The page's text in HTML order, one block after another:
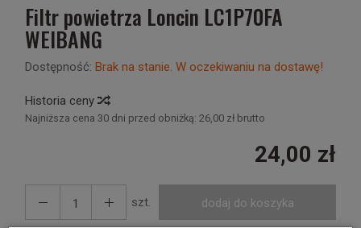
Filtr powietrza Loncin LC1P70FA
WEIBANG
Dostępność: Brak na stanie. W oczekiwaniu na dostawę!
Historia ceny
Najniższa cena 30 dni przed obniżką: 26,00 zł brutto
24,00 zł
szt. dodaj do koszyka